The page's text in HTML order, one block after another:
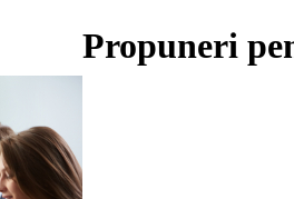
Propuneri